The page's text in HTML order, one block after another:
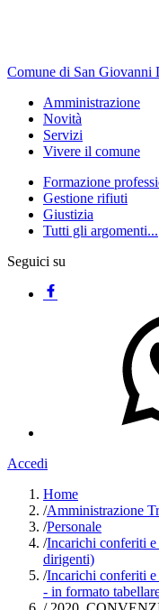
Comune di San Giovanni
Amministrazione
Novità
Servizi
Vivere il comune
Formazione
Gestione rifiuti
Giustizia
Tutti gli argomenti...
Seguici su
Accedi
Home
/Amministrazione
/Personale
/Incarichi conferiti
dirigenti)
/Incarichi conferiti
- in formato